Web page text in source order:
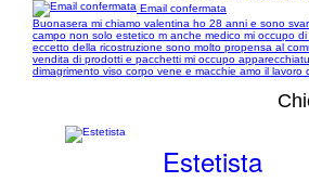
Email confermata
Buonasera mi chiamo valentina ho 28 anni e sono
campo non solo estetico m anche medico mi occupo
eccetto della ricostruzione sono molto propensa al
vendita di prodotti e pacchetti mi occupo
dimagrimento viso corpo vene e macchie amo il lavoro
Estetista